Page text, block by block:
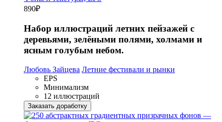
890₽
Набор иллюстраций летних пейзажей с
деревьями, зелёными полями, холмами и
ясным голубым небом.
Любовь Зайцева Летние фестивали и рынки
EPS
Минимализм
12 иллюстраций
Заказать доработку